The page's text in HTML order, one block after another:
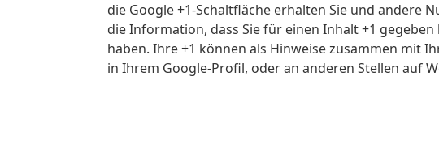
die Google +1-Schaltfläche erhalten Sie und andere
die Information, dass Sie für einen Inhalt +1
haben. Ihre +1 können als Hinweise zusammen mit
in Ihrem Google-Profil, oder an anderen Stellen auf